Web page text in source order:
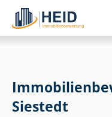
Siestedt